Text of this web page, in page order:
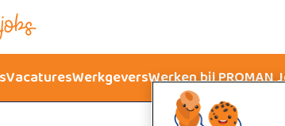
VacaturesWerkgeversWerken bij PROMAN